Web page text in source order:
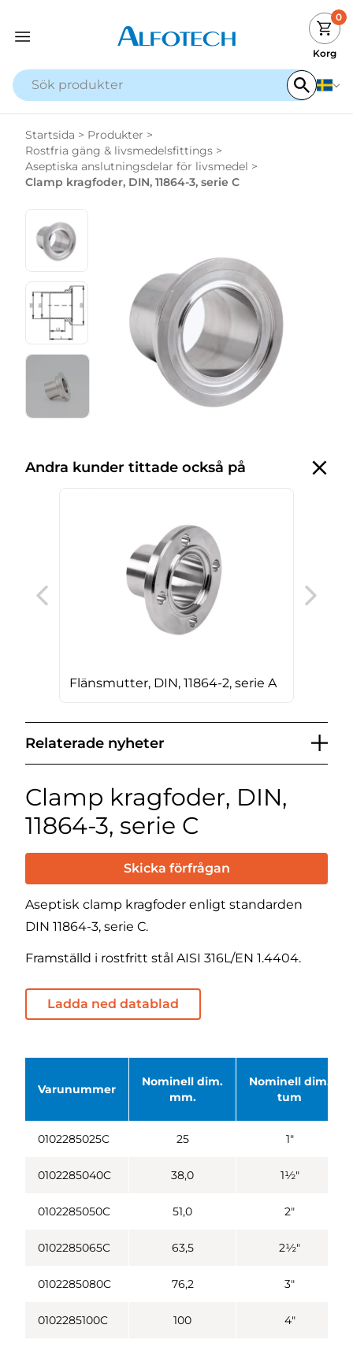
0
Korg
Startsida > Produkter >
Rostfria gäng & livsmedelsfittings >
Aseptiska anslutningsdelar för livsmedel >
Clamp kragfoder, DIN, 11864-3, serie C
Andra kunder tittade också på
Flänsmutter, DIN, 11864-2, serie A
Relaterade nyheter
Clamp kragfoder, DIN,
11864-3, serie C
Skicka förfrågan
Aseptisk clamp kragfoder enligt standarden
DIN 11864-3, serie C.
Framställd i rostfritt stål AISI 316L/EN 1.4404.
Ladda ned datablad
Varunummer
Nominell dim.
mm.
Nominell dim.
tum
0102285025C 25 1"
0102285040C 38,0 1½"
0102285050C 51,0 2"
0102285065C 63,5 2½"
0102285080C 76,2 3"
0102285100C 100 4"